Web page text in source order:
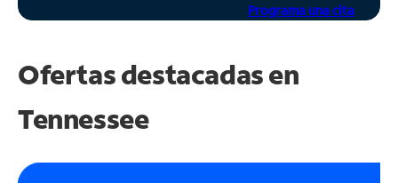
Programa una cita
Ofertas destacadas en
Tennessee